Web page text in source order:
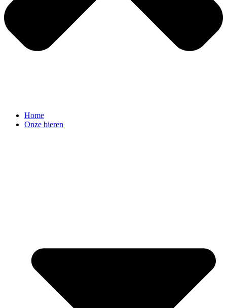
Home
Onze bieren